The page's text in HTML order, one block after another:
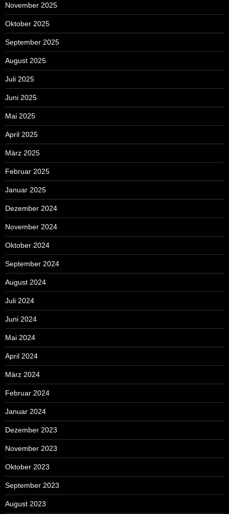
November 2025
Oktober 2025
September 2025
August 2025
Juli 2025
Juni 2025
Mai 2025
April 2025
März 2025
Februar 2025
Januar 2025
Dezember 2024
November 2024
Oktober 2024
September 2024
August 2024
Juli 2024
Juni 2024
Mai 2024
April 2024
März 2024
Februar 2024
Januar 2024
Dezember 2023
November 2023
Oktober 2023
September 2023
August 2023